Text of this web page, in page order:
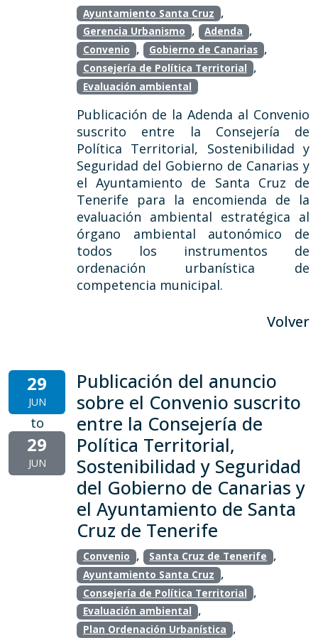
Ayuntamiento Santa Cruz ,
Gerencia Urbanismo , Adenda ,
Convenio , Gobierno de Canarias ,
Consejería de Política Territorial ,
Evaluación ambiental
Publicación de la Adenda al Convenio
suscrito entre la Consejería de
Política Territorial, Sostenibilidad y
Seguridad del Gobierno de Canarias y
el Ayuntamiento de Santa Cruz de
Tenerife para la encomienda de la
evaluación ambiental estratégica al
órgano ambiental autonómico de
todos los instrumentos de
ordenación urbanística de
competencia municipal.
Volver
29
JUN
to
29
JUN
Publicación del anuncio
sobre el Convenio suscrito
entre la Consejería de
Política Territorial,
Sostenibilidad y Seguridad
del Gobierno de Canarias y
el Ayuntamiento de Santa
Cruz de Tenerife
Convenio , Santa Cruz de Tenerife ,
Ayuntamiento Santa Cruz ,
Consejería de Política Territorial ,
Evaluación ambiental ,
Plan Ordenación Urbanística ,